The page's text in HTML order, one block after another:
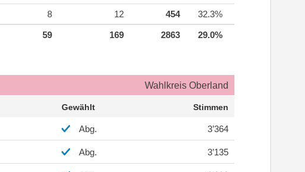
8 12 454 32.3%
59 169 2863 29.0%
Wahlkreis Oberland
Gewählt Stimmen
Abg. 3’364
Abg. 3’135